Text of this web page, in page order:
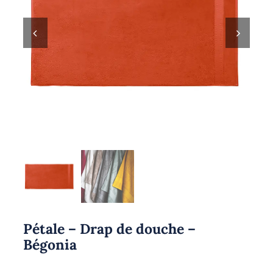
Pétale – Drap de douche –
Bégonia